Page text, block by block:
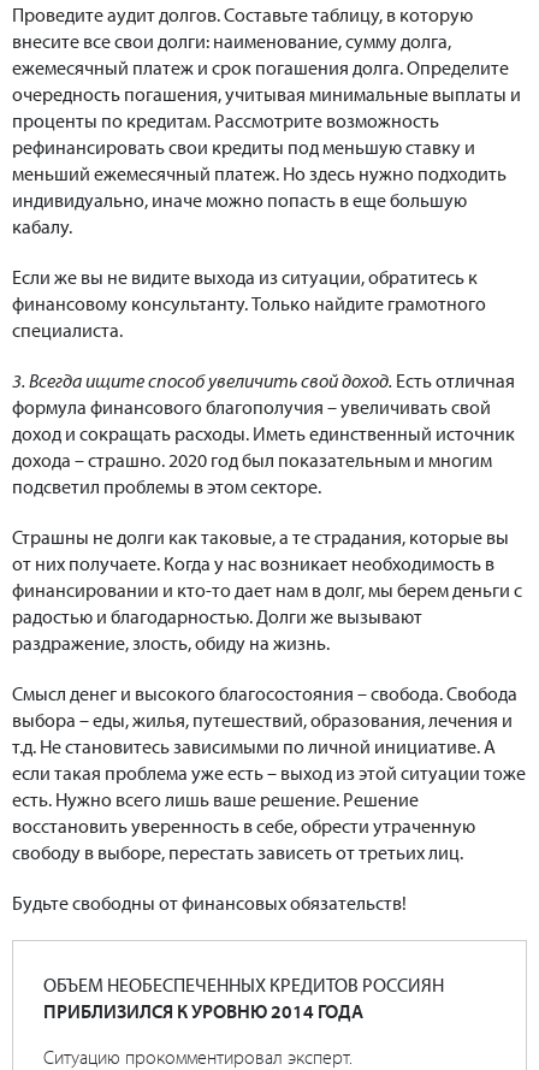
Проведите аудит долгов. Составьте таблицу, в которую
внесите все свои долги: наименование, сумму долга,
ежемесячный платеж и срок погашения долга. Определите
очередность погашения, учитывая минимальные выплаты и
проценты по кредитам. Рассмотрите возможность
рефинансировать свои кредиты под меньшую ставку и
меньший ежемесячный платеж. Но здесь нужно подходить
индивидуально, иначе можно попасть в еще большую
кабалу.
Если же вы не видите выхода из ситуации, обратитесь к
финансовому консультанту. Только найдите грамотного
специалиста.
3. Всегда ищите способ увеличить свой доход. Есть отличная
формула финансового благополучия – увеличивать свой
доход и сокращать расходы. Иметь единственный источник
дохода – страшно. 2020 год был показательным и многим
подсветил проблемы в этом секторе.
Страшны не долги как таковые, а те страдания, которые вы
от них получаете. Когда у нас возникает необходимость в
финансировании и кто-то дает нам в долг, мы берем деньги с
радостью и благодарностью. Долги же вызывают
раздражение, злость, обиду на жизнь.
Смысл денег и высокого благосостояния – свобода. Свобода
выбора – еды, жилья, путешествий, образования, лечения и
т.д. Не становитесь зависимыми по личной инициативе. А
если такая проблема уже есть – выход из этой ситуации тоже
есть. Нужно всего лишь ваше решение. Решение
восстановить уверенность в себе, обрести утраченную
свободу в выборе, перестать зависеть от третьих лиц.
Будьте свободны от финансовых обязательств!
ОБЪЕМ НЕОБЕСПЕЧЕННЫХ КРЕДИТОВ РОССИЯН
ПРИБЛИЗИЛСЯ К УРОВНЮ 2014 ГОДА
Ситуацию прокомментировал эксперт.